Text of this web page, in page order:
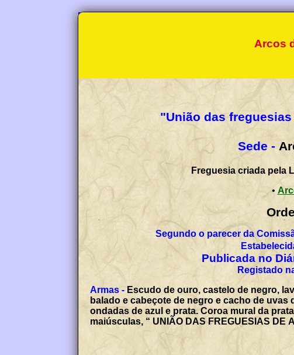
Arcos
"União das
Sede -
Freguesia criada pela
•
Segundo o parecer da
Publicada no
Registado
Armas - Escudo de ouro, castelo de negro,
balado e cabeçote de negro e cacho de
ondadas de azul e prata. Coroa mural da
maiúsculas, “ UNIÃO DAS FREGUESIAS DE